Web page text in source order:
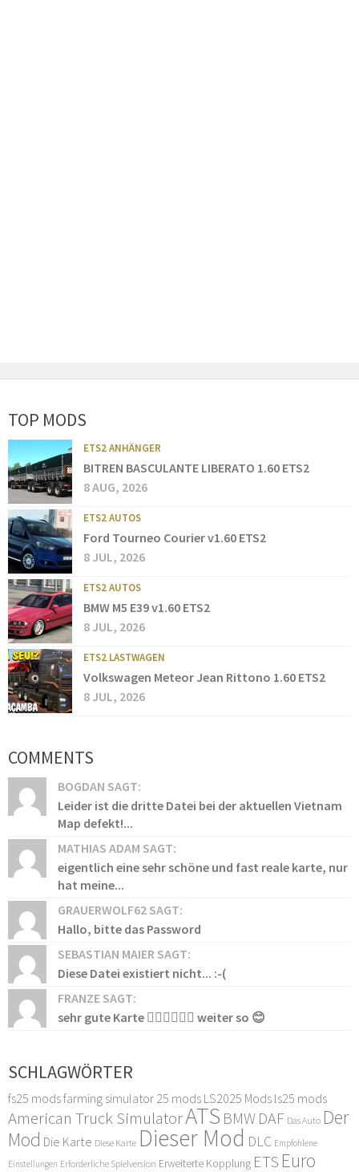
TOP MODS
ETS2 ANHÄNGER
BITREN BASCULANTE LIBERATO 1.60 ETS2
8 AUG, 2026
ETS2 AUTOS
Ford Tourneo Courier v1.60 ETS2
8 JUL, 2026
ETS2 AUTOS
BMW M5 E39 v1.60 ETS2
8 JUL, 2026
ETS2 LASTWAGEN
Volkswagen Meteor Jean Rittono 1.60 ETS2
8 JUL, 2026
COMMENTS
BOGDAN SAGT:
Leider ist die dritte Datei bei der aktuellen Vietnam
Map defekt!...
MATHIAS ADAM SAGT:
eigentlich eine sehr schöne und fast reale karte, nur
hat meine...
GRAUERWOLF62 SAGT:
Hallo, bitte das Password
SEBASTIAN MAIER SAGT:
Diese Datei existiert nicht... :-(
FRANZE SAGT:
sehr gute Karte 👍🏻👍🏻👍🏻 weiter so 😊
SCHLAGWÖRTER
fs25 modsfarming simulator 25 mods LS2025 Mods ls25 mods
American Truck SimulatorATS BMW DAF Das Auto Der
Mod Die Karte Diese Karte Dieser Mod DLC Empfohlene
Einstellungen Erforderliche Spielversion Erweiterte Kopplung ETS Euro